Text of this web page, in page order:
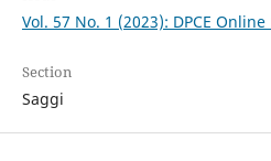
Vol. 57 No. 1 (2023): DPCE Online
Section
Saggi